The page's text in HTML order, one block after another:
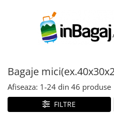
Bagaje
Trolere de cală mari
Trolere de cală medii
Trolere de cabină
Accesorii
Huse pasaport
Masca de somn
Perne de calatorie
Cadouri
Seturi cadou
Carduri cadou
Agende de travel
Bagaje
Afiseaza: 1-24 din 46 produse
FILTRE